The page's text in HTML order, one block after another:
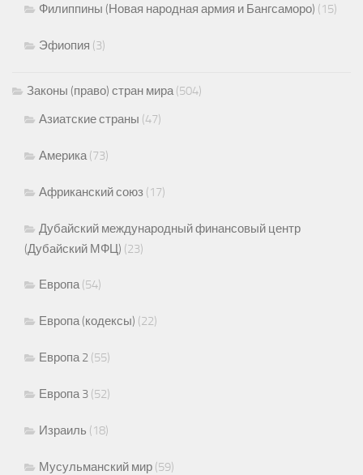
Филиппины (Новая народная армия и Бангсаморо) (15)
Эфиопия (3)
Законы (право) стран мира(504)
Азиатские страны (47)
Америка(73)
Африканский союз (17)
Дубайский международный финансовый центр
(Дубайский МФЦ) (23)
Европа(54)
Европа (кодексы) (22)
Европа 2 (55)
Европа 3 (52)
Израиль (18)
Мусульманский мир (59)